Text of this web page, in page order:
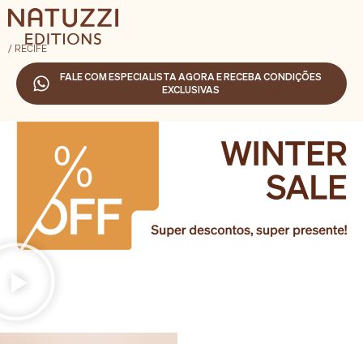
/ RECIFE
FALE COM ESPECIALISTA AGORA E RECEBA CONDIÇÕES
EXCLUSIVAS